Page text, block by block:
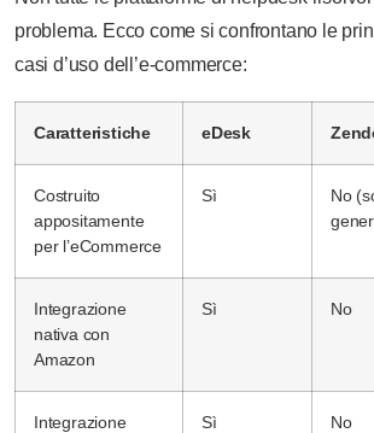
problema. Ecco come si confrontano le
casi d’uso dell’e-commerce:
Caratteristiche eDesk
Costruito
appositamente
per l’eCommerce
Sì
No
Integrazione
nativa con
Amazon
Sì No
Integrazione
Sì No